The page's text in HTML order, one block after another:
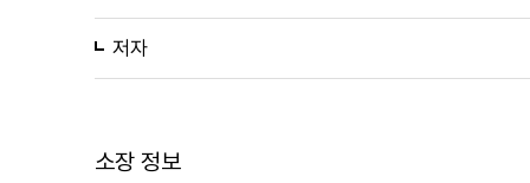
저자
소장 정보